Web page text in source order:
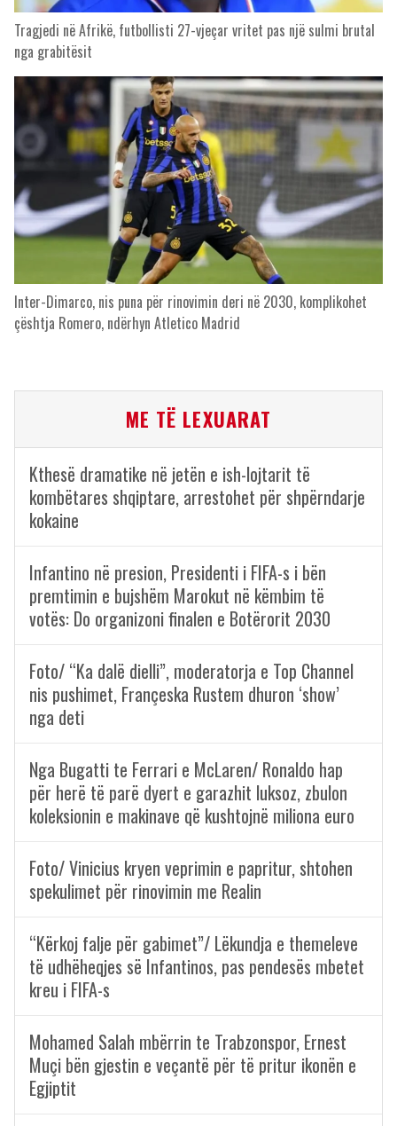
Tragjedi në Afrikë, futbollisti 27-vjeçar vritet pas një sulmi brutal
nga grabitësit
Inter-Dimarco, nis puna për rinovimin deri në 2030, komplikohet
çështja Romero, ndërhyn Atletico Madrid
ME TË LEXUARAT
Kthesë dramatike në jetën e ish-lojtarit të
kombëtares shqiptare, arrestohet për shpërndarje
kokaine
Infantino në presion, Presidenti i FIFA-s i bën
premtimin e bujshëm Marokut në këmbim të
votës: Do organizoni finalen e Botërorit 2030
Foto/ “Ka dalë dielli”, moderatorja e Top Channel
nis pushimet, Françeska Rustem dhuron ‘show’
nga deti
Nga Bugatti te Ferrari e McLaren/ Ronaldo hap
për herë të parë dyert e garazhit luksoz, zbulon
koleksionin e makinave që kushtojnë miliona euro
Foto/ Vinicius kryen veprimin e papritur, shtohen
spekulimet për rinovimin me Realin
“Kërkoj falje për gabimet”/ Lëkundja e themeleve
të udhëheqjes së Infantinos, pas pendesës mbetet
kreu i FIFA-s
Mohamed Salah mbërrin te Trabzonspor, Ernest
Muçi bën gjestin e veçantë për të pritur ikonën e
Egjiptit